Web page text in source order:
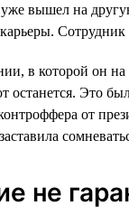
уже вышел на
Сотрудник
в которой он
останется. Это
от
не